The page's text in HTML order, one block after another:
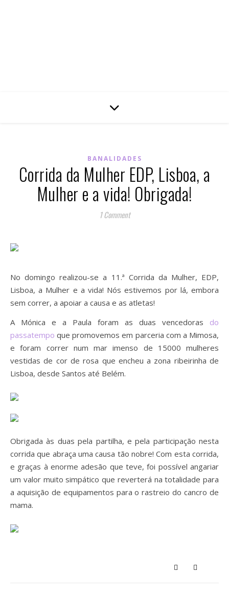
BANALIDADES
Corrida da Mulher EDP, Lisboa, a
Mulher e a vida! Obrigada!
1 Comment
No domingo realizou-se a 11.ª Corrida da Mulher, EDP,
Lisboa, a Mulher e a vida! Nós estivemos por lá, embora
sem correr, a apoiar a causa e as atletas!
A Mónica e a Paula foram as duas vencedoras do
passatempo que promovemos em parceria com a Mimosa,
e foram correr num mar imenso de 15000 mulheres
vestidas de cor de rosa que encheu a zona ribeirinha de
Lisboa, desde Santos até Belém.
Obrigada às duas pela partilha, e pela participação nesta
corrida que abraça uma causa tão nobre! Com esta corrida,
e graças à enorme adesão que teve, foi possível angariar
um valor muito simpático que reverterá na totalidade para
a aquisição de equipamentos para o rastreio do cancro de
mama.